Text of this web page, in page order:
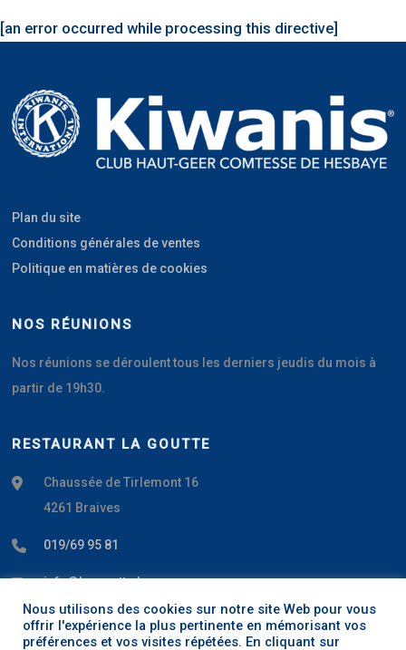
[an error occurred while processing this directive]
Plan du site
Conditions générales de ventes
Politique en matières de cookies
NOS RÉUNIONS
Nos réunions se déroulent tous les derniers jeudis du mois à
partir de 19h30.
RESTAURANT LA GOUTTE
Chaussée de Tirlemont 16
4261 Braives
019/69 95 81
info@la-goutte.be
www.la-goutte.be
Nous utilisons des cookies sur notre site Web pour vous
offrir l'expérience la plus pertinente en mémorisant vos
préférences et vos visites répétées. En cliquant sur